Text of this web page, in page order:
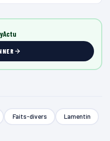
Faits-divers Lamentin